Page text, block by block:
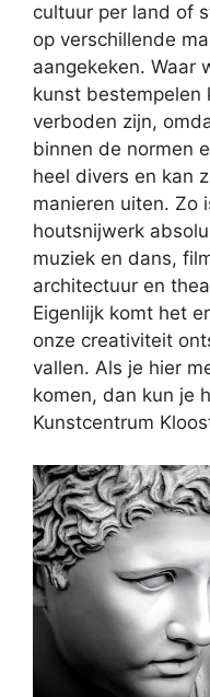
cultuur per land of
op verschillende
aangekeken. Waar
kunst bestempelen
verboden zijn,
binnen de normen
heel divers en kan
manieren uiten. Zo
houtsnijwerk
muziek en dans,
architectuur en
Eigenlijk komt het
onze creativiteit
vallen. Als je hier
komen, dan kun je
Kunstcentrum